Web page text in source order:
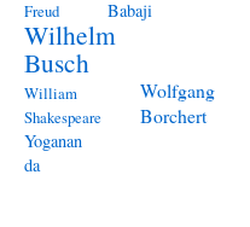
Freud
Babaji
Wilhelm
Busch
William
Shakespeare
Wolfgang
Borchert
Yoganan
da